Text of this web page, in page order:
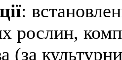
:
рослин,
(за